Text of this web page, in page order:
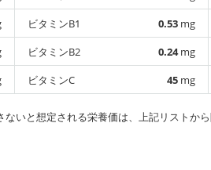
ビタミンB1
0.53 mg
ビタミンB2
0.24mg
ビタミンC
45 mg
いと想定される栄養価は、上記リストから